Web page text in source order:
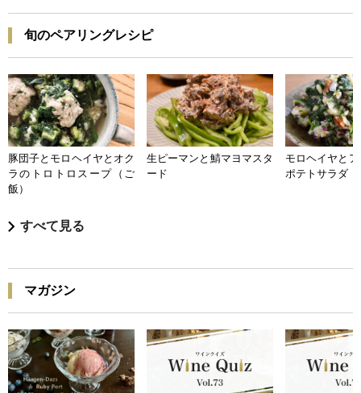
旬のペアリングレシピ
豚団子とモロヘイヤとオク
ラのトロトロスープ（ご
飯）
生ピーマンと鯖マヨマスタ
ード
モロヘイヤと
ポテトサラダ
すべて見る
マガジン